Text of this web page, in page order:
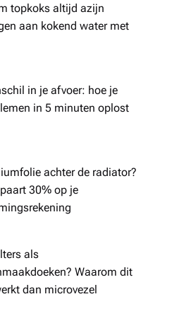
topkoks altijd azijn
aan kokend water met
in je afvoer: hoe je
in 5 minuten oplost
achter de radiator?
30% op je
als
Waarom dit
dan microvezel